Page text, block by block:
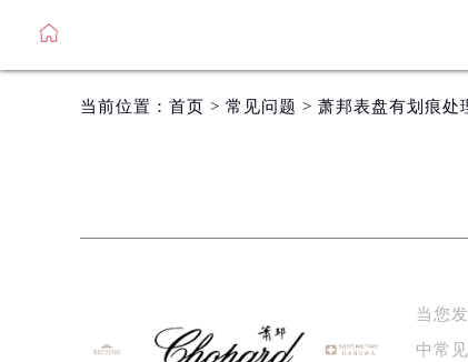
当前位置： 首页 > 常见问题 > 萧邦表盘有划痕处
当您
中常